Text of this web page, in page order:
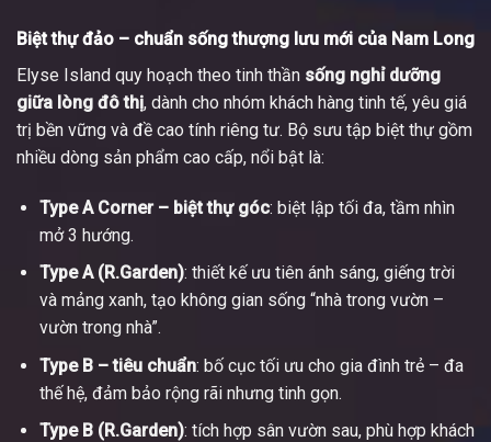
Biệt thự đảo – chuẩn sống thượng lưu mới của Nam Long
Elyse Island quy hoạch theo tinh thần sống nghỉ dưỡng
giữa lòng đô thị, dành cho nhóm khách hàng tinh tế, yêu giá
trị bền vững và đề cao tính riêng tư. Bộ sưu tập biệt thự gồm
nhiều dòng sản phẩm cao cấp, nổi bật là:
Type A Corner – biệt thự góc: biệt lập tối đa, tầm nhìn
mở 3 hướng.
Type A (R.Garden): thiết kế ưu tiên ánh sáng, giếng trời
và mảng xanh, tạo không gian sống “nhà trong vườn –
vườn trong nhà”.
Type B – tiêu chuẩn: bố cục tối ưu cho gia đình trẻ – đa
thế hệ, đảm bảo rộng rãi nhưng tinh gọn.
Type B (R.Garden): tích hợp sân vườn sau, phù hợp khách